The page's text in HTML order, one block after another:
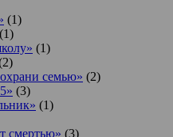
(1)
(1)
(1)
семью» (2)
(3)
(1)
смертью» (3)